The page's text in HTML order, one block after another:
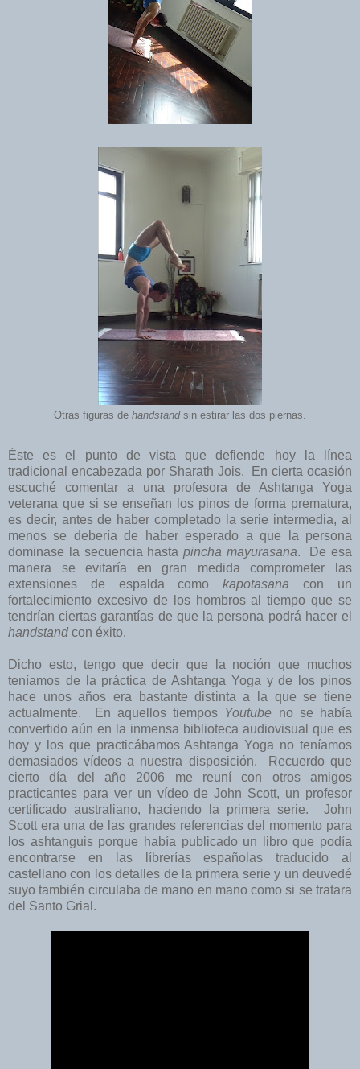
Otras figuras de handstand sin estirar las dos piernas.
Éste es el punto de vista que defiende hoy la línea
tradicional encabezada por Sharath Jois. En cierta ocasión
escuché comentar a una profesora de Ashtanga Yoga
veterana que si se enseñan los pinos de forma prematura,
es decir, antes de haber completado la serie intermedia, al
menos se debería de haber esperado a que la persona
dominase la secuencia hasta pincha mayurasana. De esa
manera se evitaría en gran medida comprometer las
extensiones de espalda comokapotasanacon un
fortalecimiento excesivo de los hombros al tiempo que se
tendrían ciertas garantías de que la persona podrá hacer el
handstandcon éxito.
Dicho esto, tengo que decir que la noción que muchos
teníamos de la práctica de Ashtanga Yoga y de los pinos
hace unos años era bastante distinta a la que se tiene
actualmente. En aquellos tiempos Youtube no se había
convertido aún en la inmensa biblioteca audiovisual que es
hoy y los que practicábamos Ashtanga Yoga no teníamos
demasiados vídeos a nuestra disposición. Recuerdo que
cierto día del año 2006 me reuní con otros amigos
practicantes para ver un vídeo de John Scott, un profesor
certificado australiano, haciendo la primera serie. John
Scott era una de las grandes referencias del momento para
los ashtanguis porque había publicado un libro que podía
encontrarse en las líbrerías españolas traducido al
castellano con los detalles de la primera serie y un deuvedé
suyo también circulaba de mano en mano como si se tratara
del Santo Grial.